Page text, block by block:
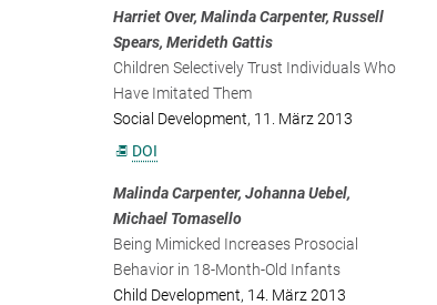
Harriet Over, Malinda Carpenter, Russell
Spears, Merideth Gattis
Children Selectively Trust Individuals Who
Have Imitated Them
Social Development, 11. März 2013
DOI
Malinda Carpenter, Johanna Uebel,
Michael Tomasello
Being Mimicked Increases Prosocial
Behavior in 18-Month-Old Infants
Child Development, 14. März 2013